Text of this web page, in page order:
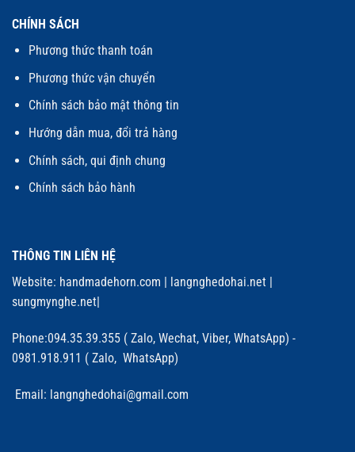
CHÍNH SÁCH
Phương thức thanh toán
Phương thức vận chuyển
Chính sách bảo mật thông tin
Hướng dẫn mua, đổi trả hàng
Chính sách, qui định chung
Chính sách bảo hành
THÔNG TIN LIÊN HỆ
Website: handmadehorn.com | langnghedohai.net |
sungmynghe.net|
Phone:094.35.39.355 ( Zalo, Wechat, Viber, WhatsApp) -
0981.918.911 ( Zalo, WhatsApp)
Email: langnghedohai@gmail.com